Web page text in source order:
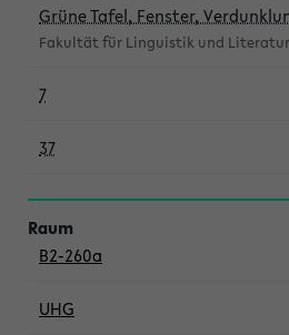
Grüne Tafel, Fenster,
Fakultät für Linguistik und
7
37
B2-260a
UHG